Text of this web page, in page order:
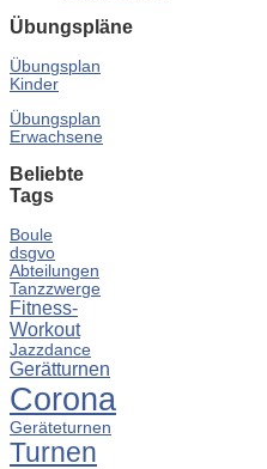
Übungspläne
Übungsplan
Kinder
Übungsplan
Erwachsene
Beliebte
Tags
Boule
dsgvo
Abteilungen
Tanzzwerge
Fitness-
Workout
Jazzdance
Gerätturnen
Corona
Geräteturnen
Turnen